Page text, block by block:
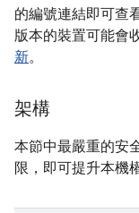
的編號連結即可查
版本的裝置可能會
新。
架構
本節中最嚴重的安
限，即可提升本機